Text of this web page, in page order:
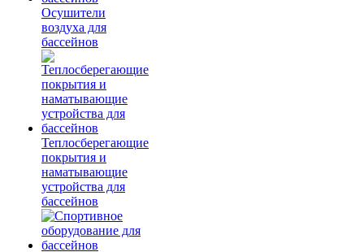
Осушители
воздуха для
бассейнов
Теплосберегающие
покрытия и
наматывающие
устройства для
бассейнов